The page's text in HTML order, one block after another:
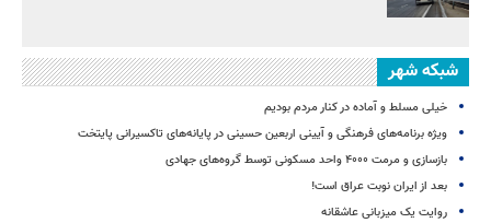
شبکه شهر
خیلی مسلط و آماده در کنار مردم بودیم
ویژه برنامه‌های فرهنگی و آیینی اربعین حسینی در پایانه‌های تاکسیرانی پایتخت
بازسازی و مرمت ۴۰۰۰ واحد مسکونی توسط گروه‌های جهادی
بعد از ایران نوبت عراق است!
روایت یک میزبانی عاشقانه